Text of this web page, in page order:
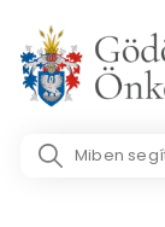
content
Search